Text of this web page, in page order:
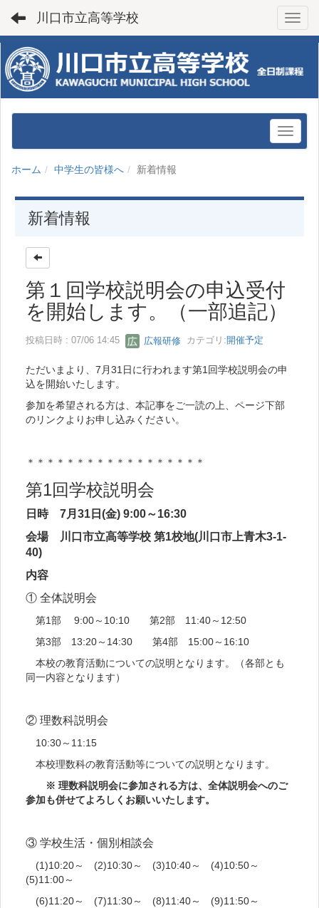
川口市立高等学校
ホーム 中学生の皆様へ 新着情報
新着情報
第１回学校説明会の申込受付
を開始します。（一部追記）
投稿日時 : 07/06 14:45 広報研修 カテゴリ:開催予定
ただいまより、7月31日に行われます第1回学校説明会の申
込を開始いたします。
参加を希望される方は、本記事をご一読の上、ページ下部
のリンクよりお申し込みください。
＊＊＊＊＊＊＊＊＊＊＊＊＊＊＊＊＊＊
第1回学校説明会
日時 7月31日(金) 9:00～16:30
会場 川口市立高等学校 第1校地(川口市上青木3-1-
40)
内容
① 全体説明会
第1部 9:00～10:10 第2部 11:40～12:50
第3部 13:20～14:30 第4部 15:00～16:10
本校の教育活動についての説明となります。（各部とも
同一内容となります）
② 理数科説明会
10:30～11:15
本校理数科の教育活動等についての説明となります。
※ 理数科説明会に参加される方は、全体説明会へのご
参加も併せてよろしくお願いいたします。
③ 学校生活・個別相談会
(1)10:20～ (2)10:30～ (3)10:40～ (4)10:50～
(5)11:00～
(6)11:20～ (7)11:30～ (8)11:40～ (9)11:50～